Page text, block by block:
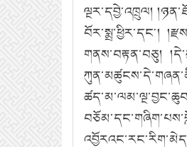
ལྔར་དབྱེ་འཁྲུལ།
བོར་སྨྲ་ཕྱིར་དང༌།
གནས་བརྟན་བཅུ།